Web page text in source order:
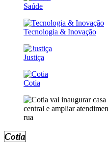
Saúde
Tecnologia & Inovação
Justiça
Cotia
Cotia